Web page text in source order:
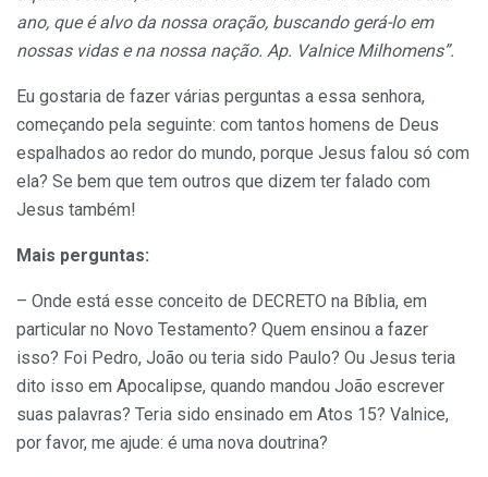
ano, que é alvo da nossa oração, buscando gerá-lo em
nossas vidas e na nossa nação. Ap. Valnice Milhomens”.
Eu gostaria de fazer várias perguntas a essa senhora,
começando pela seguinte: com tantos homens de Deus
espalhados ao redor do mundo, porque Jesus falou só com
ela? Se bem que tem outros que dizem ter falado com
Jesus também!
Mais perguntas:
– Onde está esse conceito de DECRETO na Bíblia, em
particular no Novo Testamento? Quem ensinou a fazer
isso? Foi Pedro, João ou teria sido Paulo? Ou Jesus teria
dito isso em Apocalipse, quando mandou João escrever
suas palavras? Teria sido ensinado em Atos 15? Valnice,
por favor, me ajude: é uma nova doutrina?